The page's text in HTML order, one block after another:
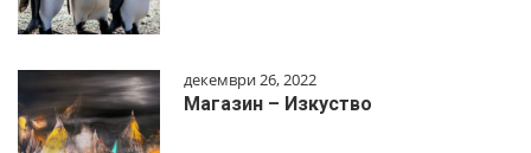
декември 26, 2022
Магазин – Изкуство